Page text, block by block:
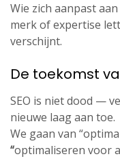
Wie zich aanpast
merk of expertise
verschijnt.
De toekomst
SEO is niet dood —
nieuwe laag aan toe.
We gaan van
“optimaliseren voor